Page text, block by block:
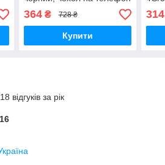
самсунг а56 броньований
з кільцем
364₴ 728 ₴
Купити
314
відгуків за рік